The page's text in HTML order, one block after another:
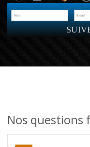
Nos questions